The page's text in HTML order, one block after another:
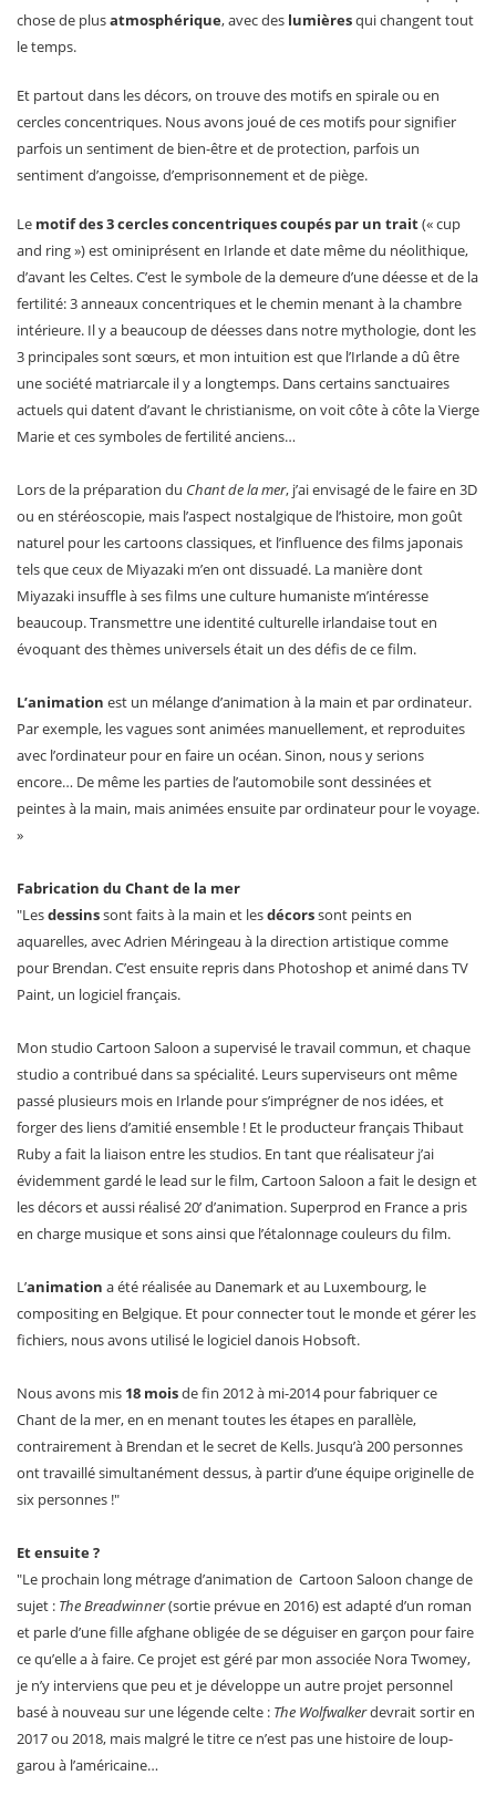
chose de plusatmosphérique, avec des lumièresqui changent tout
le temps.
Et partout dans les décors, on trouve des motifs en spirale ou en
cercles concentriques. Nous avons joué de ces motifs pour signifier
parfois un sentiment de bien-être et de protection, parfois un
sentiment d’angoisse, d’emprisonnement et de piège.
Le motif des 3 cercles concentriques coupés par un trait(« cup
and ring ») est ominiprésent en Irlande et date même du néolithique,
d’avant les Celtes. C’est le symbole de la demeure d’une déesse et de la
fertilité: 3 anneaux concentriques et le chemin menant à la chambre
intérieure. Il y a beaucoup de déesses dans notre mythologie, dont les
3 principales sont sœurs, et mon intuition est que l’Irlande a dû être
une société matriarcale il y a longtemps. Dans certains sanctuaires
actuels qui datent d’avant le christianisme, on voit côte à côte la Vierge
Marie et ces symboles de fertilité anciens…
Lors de la préparation du Chant de la mer, j’ai envisagé de le faire en 3D
ou en stéréoscopie, mais l’aspect nostalgique de l’histoire, mon goût
naturel pour les cartoons classiques, et l’influence des films japonais
tels que ceux de Miyazaki m’en ont dissuadé. La manière dont
Miyazaki insuffle à ses films une culture humaniste m’intéresse
beaucoup. Transmettre une identité culturelle irlandaise tout en
évoquant des thèmes universels était un des défis de ce film.
L’animation est un mélange d’animation à la main et par ordinateur.
Par exemple, les vagues sont animées manuellement, et reproduites
avec l’ordinateur pour en faire un océan. Sinon, nous y serions
encore… De même les parties de l’automobile sont dessinées et
peintes à la main, mais animées ensuite par ordinateur pour le voyage.
»
Fabrication du Chant de la mer
"Lesdessinssont faits à la main et lesdécorssont peints en
aquarelles, avec Adrien Méringeau à la direction artistique comme
pour Brendan. C’est ensuite repris dans Photoshop et animé dans TV
Paint, un logiciel français.
Mon studio Cartoon Saloon a supervisé le travail commun, et chaque
studio a contribué dans sa spécialité. Leurs superviseurs ont même
passé plusieurs mois en Irlande pour s’imprégner de nos idées, et
forger des liens d’amitié ensemble ! Et le producteur français Thibaut
Ruby a fait la liaison entre les studios. En tant que réalisateur j’ai
évidemment gardé le lead sur le film, Cartoon Saloon a fait le design et
les décors et aussi réalisé 20’ d’animation. Superprod en France a pris
en charge musique et sons ainsi que l’étalonnage couleurs du film.
L’animation a été réalisée au Danemark et au Luxembourg, le
compositing en Belgique. Et pour connecter tout le monde et gérer les
fichiers, nous avons utilisé le logiciel danois Hobsoft.
Nous avons mis 18 moisde fin 2012 à mi-2014 pour fabriquer ce
Chant de la mer, en en menant toutes les étapes en parallèle,
contrairement à Brendan et le secret de Kells. Jusqu’à 200 personnes
ont travaillé simultanément dessus, à partir d’une équipe originelle de
six personnes !"
Et ensuite ?
"Le prochain long métrage d’animation de Cartoon Saloon change de
sujet : The Breadwinner(sortie prévue en 2016) est adapté d’un roman
et parle d’une fille afghane obligée de se déguiser en garçon pour faire
ce qu’elle a à faire. Ce projet est géré par mon associée Nora Twomey,
je n’y interviens que peu et je développe un autre projet personnel
basé à nouveau sur une légende celte : The Wolfwalkerdevrait sortir en
2017 ou 2018, mais malgré le titre ce n’est pas une histoire de loup-
garou à l’américaine…